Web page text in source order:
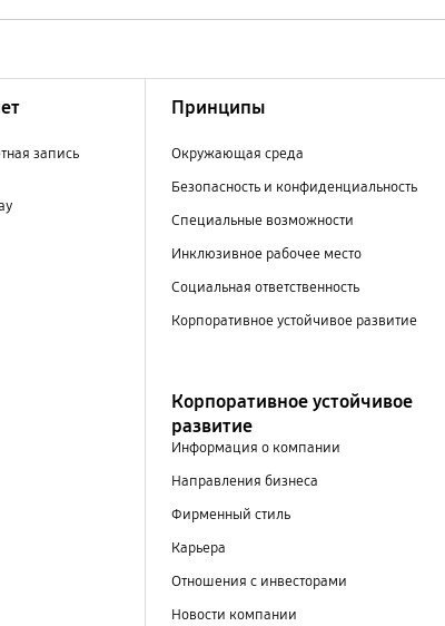
запись
Принципы
Окружающая среда
Безопасность и конфиденциальность
Специальные возможности
Инклюзивное рабочее место
Социальная ответственность
Корпоративное устойчивое развитие
Корпоративное устойчивое
развитие
Информация о компании
Направления бизнеса
Фирменный стиль
Карьера
Отношения с инвесторами
Новости компании